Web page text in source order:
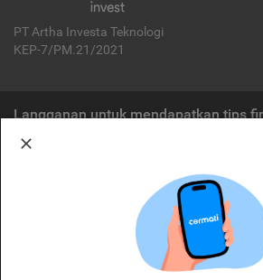
PT Artha Investa Teknologi
KEP-7/PM.21/2021
Langganan untuk mendapatkan tips
Cermati merupakan penyelenggara agregasi jasa
OJK. Oleh karena itu, produk dan/atau layanan
ditawarkan bukan merupakan produk dan/atau
diterbitkan oleh Cermati dan Cermati tidak